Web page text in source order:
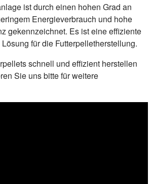
ist durch einen hohen Grad an
Energieverbrauch und hohe
gekennzeichnet. Es ist eine effiziente
für die Futterpelletherstellung.
schnell und effizient herstellen
Sie uns bitte für weitere